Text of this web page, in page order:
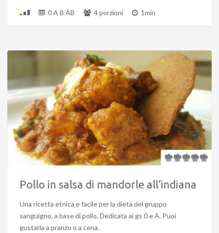
0 A B AB 4 porzioni 1min
Pollo in salsa di mandorle all’indiana
Una ricetta etnica e facile per la dieta del gruppo
sanguigno, a base di pollo. Dedicata ai gs 0 e A. Puoi
gustarla a pranzo o a cena.